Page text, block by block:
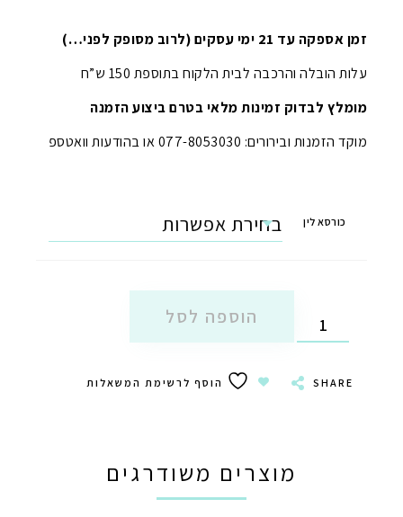
זמן אספקה עד 21 ימי עסקים (לרוב מסופק לפני…)
עלות הובלה והרכבה לבית הלקוח בתוספת 150 ש”ח
מומלץ לבדוק זמינות מלאי בטרם ביצוע הזמנה
מוקד הזמנות ובירורים: 077-8053030 או בהודעות וואטספ
כורסא לין
הוספה לסל
SHARE הוסף לרשימת המשאלות
מוצרים משודרגים